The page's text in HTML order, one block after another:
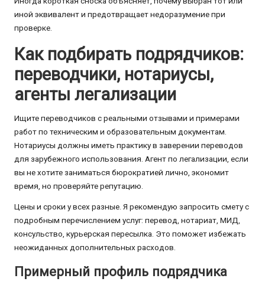
иной эквивалент и предотвращает недоразумение при
проверке.
Как подбирать подрядчиков:
переводчики, нотариусы,
агенты легализации
Ищите переводчиков с реальными отзывами и примерами
работ по техническим и образовательным документам.
Нотариусы должны иметь практику в заверении переводов
для зарубежного использования. Агент по легализации, если
вы не хотите заниматься бюрократией лично, экономит
время, но проверяйте репутацию.
Цены и сроки у всех разные. Я рекомендую запросить смету с
подробным перечислением услуг: перевод, нотариат, МИД,
консульство, курьерская пересылка. Это поможет избежать
неожиданных дополнительных расходов.
Примерный профиль подрядчика